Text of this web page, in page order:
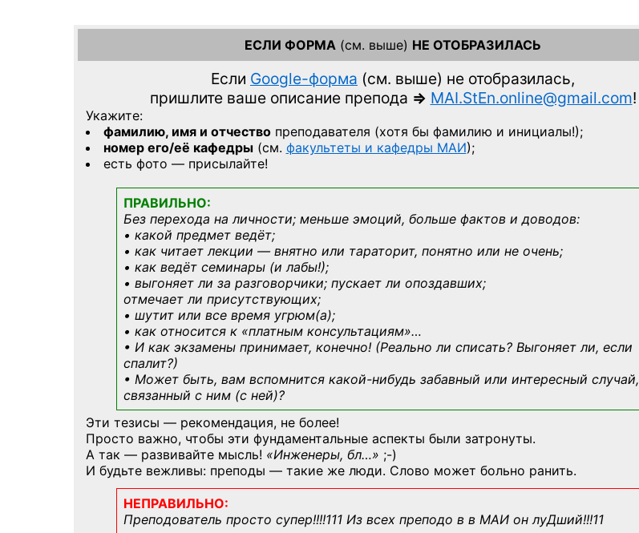
ЕСЛИ ФОРМА (см. выше) НЕ ОТОБРАЗИЛАСЬ
Если Google-форма (см. выше) не отобразилась,
пришлите ваше описание препода => MAI.StEn.online@gmail.com!
Укажите:
фамилию, имя и отчествопреподавателя (хотя бы фамилию и инициалы!);
номер его/её кафедры(см. факультеты и кафедры МАИ);
есть фото — присылайте!
ПРАВИЛЬНО:
Без перехода на личности; меньше эмоций, больше фактов и доводов:
• какой предмет ведёт;
• как читает лекции — внятно или тараторит, понятно или не очень;
• как ведёт семинары (и лабы!);
• выгоняет ли за разговорчики; пускает ли опоздавших;
отмечает ли присутствующих;
• шутит или все время угрюм(а);
• как относится к «платным консультациям»…
• И как экзамены принимает, конечно! (Реально ли списать? Выгоняет ли, если
спалит?)
• Может быть, вам вспомнится какой-нибудь забавный или интересный случай,
связанный с ним (с ней)?
Эти тезисы — рекомендация, не более!
Просто важно, чтобы эти фундаментальные аспекты были затронуты.
А так — развивайте мысль! «Инженеры, бл…» ;-)
И будьте вежливы: преподы — такие же люди. Слово может больно ранить.
НЕПРАВИЛЬНО:
Преподователь просто супер!!!!111 Из всех преподо в в МАИ он луДший!!!11